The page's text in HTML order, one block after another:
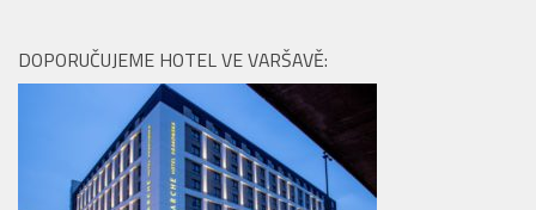
DOPORUČUJEME HOTEL VE VARŠAVĚ: